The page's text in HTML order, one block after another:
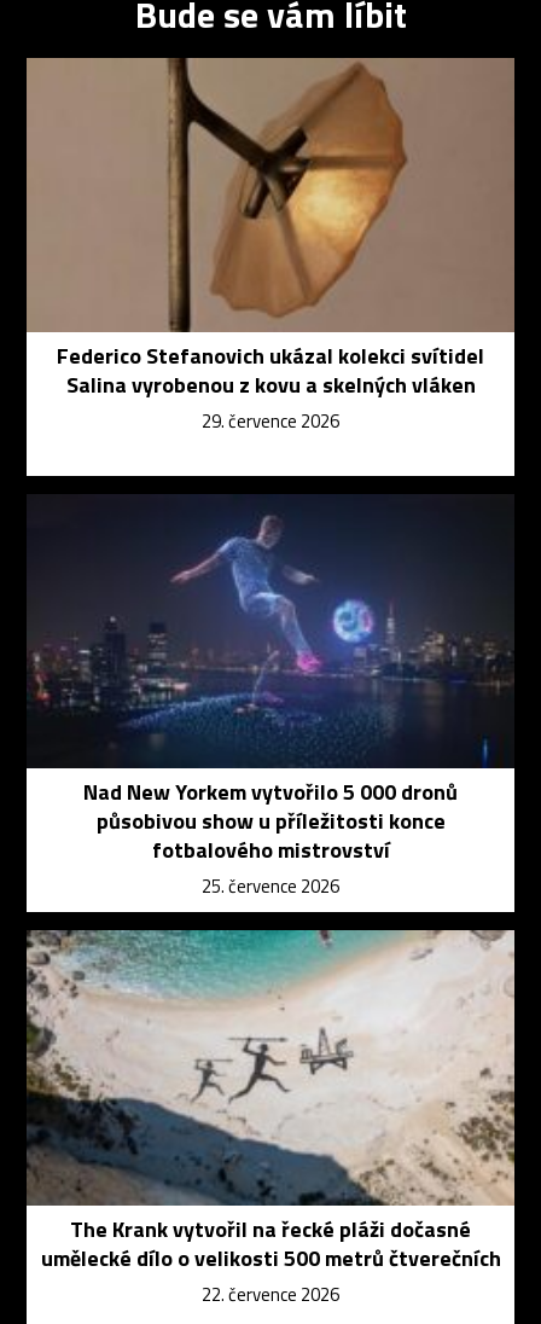
Bude se vám líbit
Federico Stefanovich ukázal kolekci svítidel
Salina vyrobenou z kovu a skelných vláken
29. července 2026
Nad New Yorkem vytvořilo 5 000 dronů
působivou show u příležitosti konce
fotbalového mistrovství
25. července 2026
The Krank vytvořil na řecké pláži dočasné
umělecké dílo o velikosti 500 metrů čtverečních
22. července 2026